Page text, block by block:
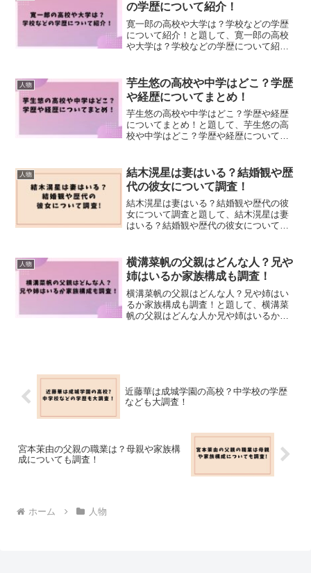
の学歴について紹介！
寛一郎の高校や大学は？学校などの学歴
について紹介！と題して、寛一郎の高校
や大学は？学校などの学歴について紹介
人物
芋生悠の高校や中学はどこ？学歴
や経歴についてまとめ！
芋生悠の高校や中学はどこ？学歴や経歴
についてまとめ！と題して、芋生悠の高
校や中学はどこ？学歴や経歴についてま
人物
結木滉星は妻はいる？結婚観や歴
代の彼女について調査！
結木滉星は妻はいる？結婚観や歴代の彼
女について調査と題して、結木滉星は妻
はいる？結婚観や歴代の彼女について調
人物
横溝菜帆の父親はどんな人？兄や
姉はいるか家族構成も調査！
横溝菜帆の父親はどんな人？兄や姉はい
るか家族構成も調査！と題して、横溝菜
帆の父親はどんな人か兄や姉はいるか家
近藤華は成城学園の高校？中学校の学歴
なども大調査！
宮本茉由の父親の職業は？母親や家族構
成についても調査！
ホーム 人物